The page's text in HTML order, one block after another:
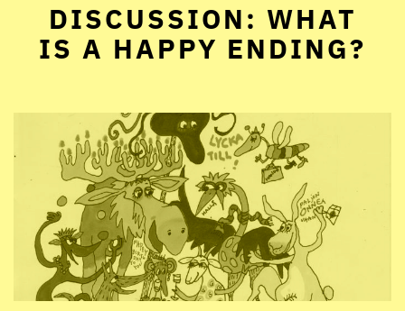
DISCUSSION: WHAT
IS A HAPPY ENDING?